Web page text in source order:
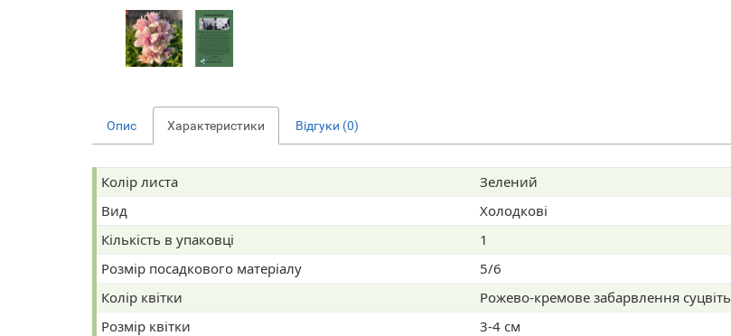
Опис Характеристики Відгуки (0)
Колір листа
Зелений
Вид
Холодкові
Кількість в упаковці
1
Розмір посадкового матеріалу
5/6
Колір квітки
Рожево-кремове забарвлення суцвіть
Розмір квітки
3-4 см